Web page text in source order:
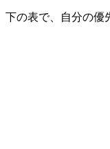
下の表で、自分の優